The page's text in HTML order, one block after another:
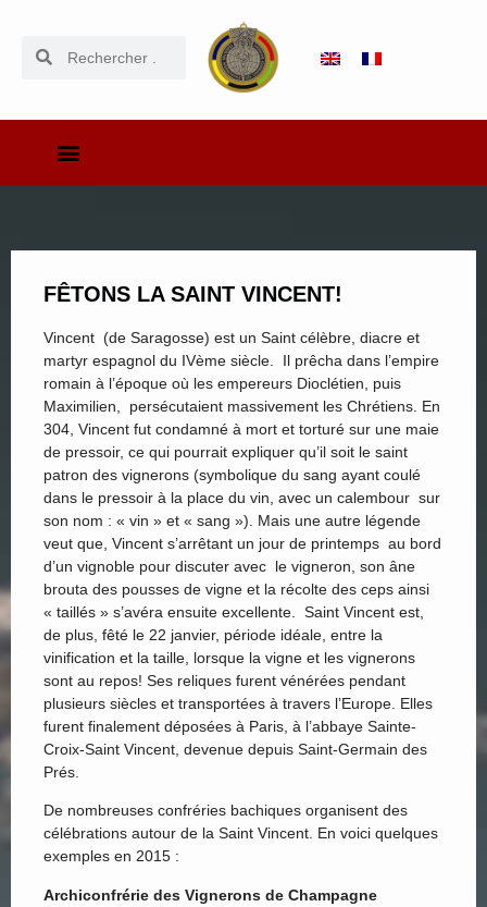
FÊTONS LA SAINT VINCENT!
Vincent (de Saragosse) est un Saint célèbre, diacre et
martyr espagnol du IVème siècle. Il prêcha dans l’empire
romain à l’époque où les empereurs Dioclétien, puis
Maximilien, persécutaient massivement les Chrétiens. En
304, Vincent fut condamné à mort et torturé sur une maie
de pressoir, ce qui pourrait expliquer qu’il soit le saint
patron des vignerons (symbolique du sang ayant coulé
dans le pressoir à la place du vin, avec un calembour sur
son nom : « vin » et « sang »). Mais une autre légende
veut que, Vincent s’arrêtant un jour de printemps au bord
d’un vignoble pour discuter avec le vigneron, son âne
brouta des pousses de vigne et la récolte des ceps ainsi
« taillés » s’avéra ensuite excellente. Saint Vincent est,
de plus, fêté le 22 janvier, période idéale, entre la
vinification et la taille, lorsque la vigne et les vignerons
sont au repos! Ses reliques furent vénérées pendant
plusieurs siècles et transportées à travers l’Europe. Elles
furent finalement déposées à Paris, à l’abbaye Sainte-
Croix-Saint Vincent, devenue depuis Saint-Germain des
Prés.
De nombreuses confréries bachiques organisent des
célébrations autour de la Saint Vincent. En voici quelques
exemples en 2015 :
Archiconfrérie des Vignerons de Champagne